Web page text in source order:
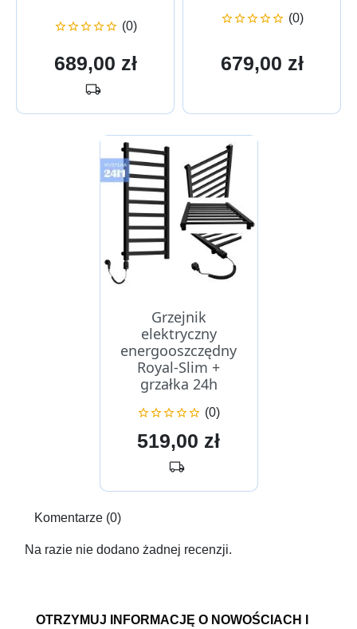
 (0)
Cena
689,00 zł
local_shipping
 (0)
Cena
679,00 zł
Grzejnik
elektryczny
energooszczędny
Royal-Slim +
grzałka 24h
 (0)
Cena
519,00 zł
local_shipping
Komentarze (0)
Na razie nie dodano żadnej recenzji.
OTRZYMUJ INFORMACJĘ O NOWOŚCIACH I